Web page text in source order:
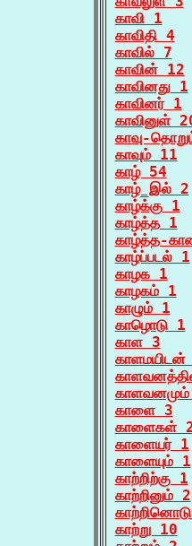
காவி 1
காவிதி 4
காவில் 7
காவின் 12
காவினது 1
காவினர் 1
காவினுள்
காவு-
காவும் 11
காழ் 54
காழ்_இல் 2
காழ்க்கு 1
காழ்த்த 1
காழ்த்த-
காழ்ப்படல் 1
காழக 1
காழகம் 1
காழும் 1
காழொடு 1
காள 3
காளமயிடன்
காளை 3
காளைகள்
காளையர் 1
காளையும் 1
காற்றிற்கு 1
காற்றினும் 2
காற்று 10